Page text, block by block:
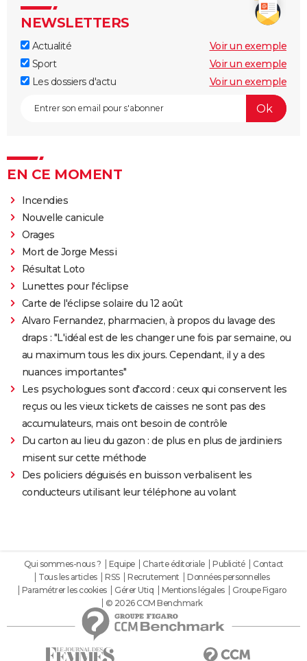
NEWSLETTERS
Actualité
Voir un exemple
Sport
Voir un exemple
Les dossiers d'actu
Voir un exemple
EN CE MOMENT
Incendies
Nouvelle canicule
Orages
Mort de Jorge Messi
Résultat Loto
Lunettes pour l'éclipse
Carte de l'éclipse solaire du 12 août
Alvaro Fernandez, pharmacien, à propos du lavage des
draps : "L'idéal est de les changer une fois par semaine, ou
au maximum tous les dix jours. Cependant, il y a des
nuances importantes"
Les psychologues sont d'accord : ceux qui conservent les
reçus ou les vieux tickets de caisses ne sont pas des
accumulateurs, mais ont besoin de contrôle
Du carton au lieu du gazon : de plus en plus de jardiniers
misent sur cette méthode
Des policiers déguisés en buisson verbalisent les
conducteurs utilisant leur téléphone au volant
Qui sommes-nous ? Equipe Charte éditoriale Publicité
Contact
Tous les articles
RSS Recrutement
Données personnelles
Paramétrer les cookies
Gérer Utiq Mentions légales
Groupe Figaro
© 2026 CCM Benchmark